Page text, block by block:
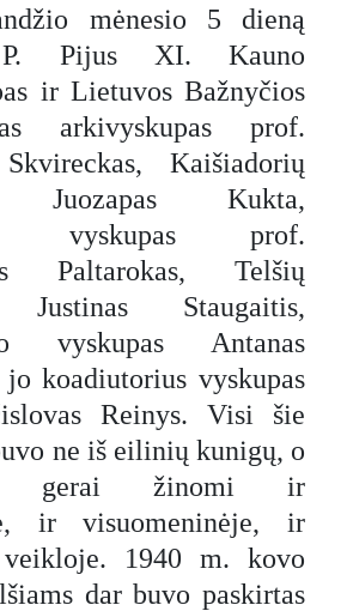
mėnesio 5 dieną
P. Pijus XI. Kauno
ir Lietuvos Bažnyčios
arkivyskupas prof.
Kaišiadorių
Juozapas Kukta,
vyskupas prof.
Paltarokas, Telšių
Justinas Staugaitis,
vyskupas Antanas
koadiutorius vyskupas
Reinys. Visi šie
ne iš eilinių kunigų, o
gerai žinomi ir
ir visuomeninėje, ir
1940 m. kovo
dar buvo paskirtas